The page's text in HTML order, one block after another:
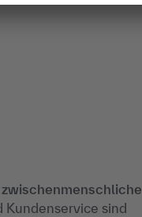
Kundenservice sind